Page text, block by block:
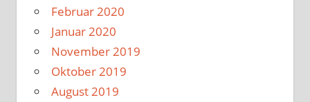
Februar 2020
Januar 2020
November 2019
Oktober 2019
August 2019